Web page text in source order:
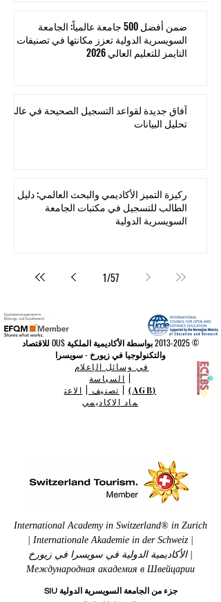
ضمن أفضل 500 جامعة عالمياً: الجامعة
السويسرية الدولية تعزز مكانتها في تصنيفات
التايمز للتعليم العالي 2026
آفاق جديدة لقواعد التسجيل الصحيحة في عالم
تحليل البيانات
ركيزة التميز الأكاديمي والبحث العالمي: دليل
الطالب للتسجيل في مكتبات الجامعة
السويسرية الدولية
1/57
©
2013-2025
بواسطة الأكاديمية الملكية OUS للاقتصاد
والتكنولوجيا في زيورخ - سويسرا
في وسائل الإعلام
السياسة
(AGB)
تصنيف
الاعت
ماد الاكاديمي
International Academy in Switzerland® in Zurich
| Internationale Akademie in der Schweiz |
الأكاديمية الدولية في سويسرا في زيورخ |
Международная академия в Швейцарии
جزء من الجامعة السويسرية الدولية SIU